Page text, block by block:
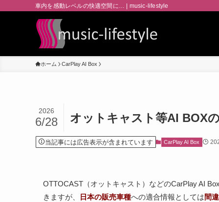
車内を感動レベルの快適空間に… | music-lifestyle
ホーム CarPlay AI Box
オットキャスト等AI BOX
2026
6/28
当記事には広告表示が含まれています CarPlay AI Box
OTTOCAST（オットキャスト）などのCarPlay AI
きますが、
日本の販売車種への適合情報としては間